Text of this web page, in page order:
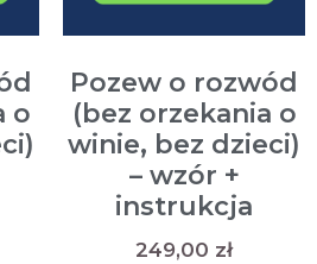
o
Pozew o rozwód
(bez orzekania o
winie, bez dzieci)
– wzór +
instrukcja
249,00 zł